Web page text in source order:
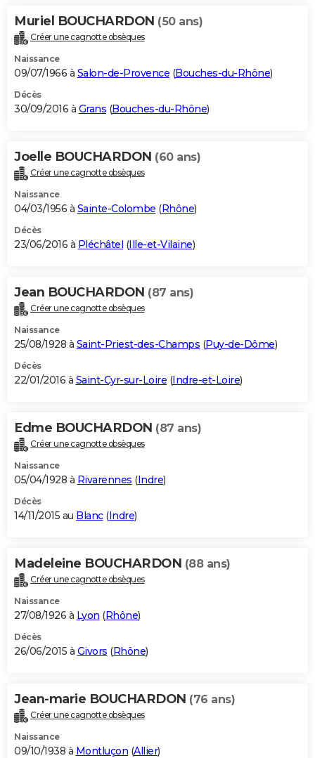
Muriel BOUCHARDON (50 ans)
Créer une cagnotte obsèques
Naissance
09/07/1966 à Salon-de-Provence (Bouches-du-Rhône)
Décès
30/09/2016 à Grans (Bouches-du-Rhône)
Joelle BOUCHARDON (60 ans)
Créer une cagnotte obsèques
Naissance
04/03/1956 à Sainte-Colombe (Rhône)
Décès
23/06/2016 à Pléchâtel (Ille-et-Vilaine)
Jean BOUCHARDON (87 ans)
Créer une cagnotte obsèques
Naissance
25/08/1928 à Saint-Priest-des-Champs (Puy-de-Dôme)
Décès
22/01/2016 à Saint-Cyr-sur-Loire (Indre-et-Loire)
Edme BOUCHARDON (87 ans)
Créer une cagnotte obsèques
Naissance
05/04/1928 à Rivarennes (Indre)
Décès
14/11/2015 au Blanc(Indre)
Madeleine BOUCHARDON (88 ans)
Créer une cagnotte obsèques
Naissance
27/08/1926 à Lyon (Rhône)
Décès
26/06/2015 à Givors (Rhône)
Jean-marie BOUCHARDON (76 ans)
Créer une cagnotte obsèques
Naissance
09/10/1938 à Montluçon (Allier)